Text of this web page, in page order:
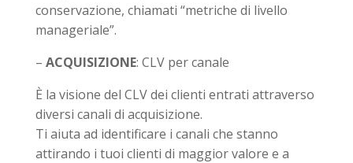
conservazione, chiamati “metriche di livello
manageriale”.
– ACQUISIZIONE: CLV per canale
È la visione del CLV dei clienti entrati attraverso
diversi canali di acquisizione.
Ti aiuta ad identificare i canali che stanno
attirando i tuoi clienti di maggior valore e a